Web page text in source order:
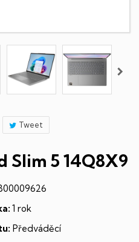
Tweet
Slim 5 14Q8X9
1 rok
Předváděcí